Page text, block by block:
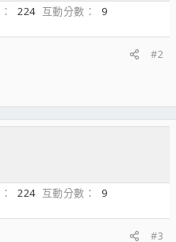
224 互動分數
9
#2
224 互動分數
9
#3